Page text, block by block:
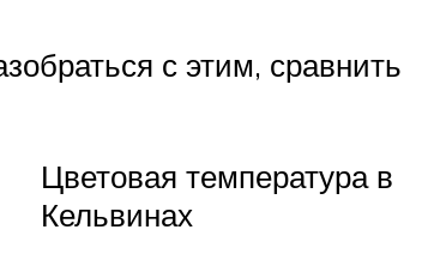
с этим, сравнить
Цветовая температура в
Кельвинах